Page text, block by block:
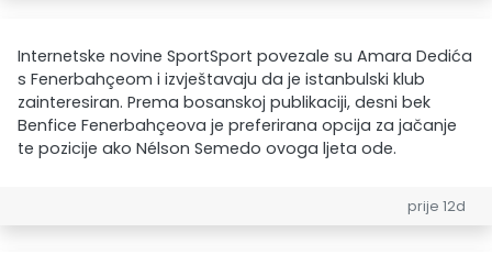
Internetske novine SportSport povezale su Amara Dedića
s Fenerbahçeom i izvještavaju da je istanbulski klub
zainteresiran. Prema bosanskoj publikaciji, desni bek
Benfice Fenerbahçeova je preferirana opcija za jačanje
te pozicije ako Nélson Semedo ovoga ljeta ode.
prije 12d